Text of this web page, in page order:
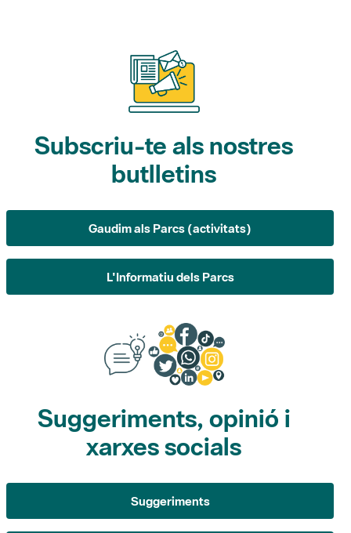
Subscriu-te als nostres
butlletins
Gaudim als Parcs (activitats)
L'Informatiu dels Parcs
Suggeriments, opinió i
xarxes socials
Suggeriments